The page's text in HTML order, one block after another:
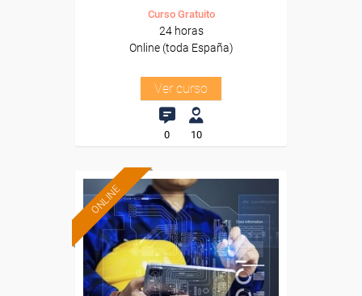
Curso Gratuito
24 horas
Online (toda España)
Ver curso
0 10
ONLINE
Formación 100%
subvencionada.
Para desempleados,
trabajadores y autónomos.